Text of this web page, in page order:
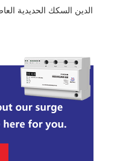
الدين السكك الحديدية